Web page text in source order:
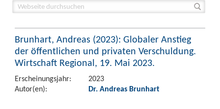
Brunhart, Andreas (2023): Globaler Anstieg
der öffentlichen und privaten Verschuldung.
Wirtschaft Regional, 19. Mai 2023.
Erscheinungsjahr:
2023
Autor(en):
Dr. Andreas Brunhart